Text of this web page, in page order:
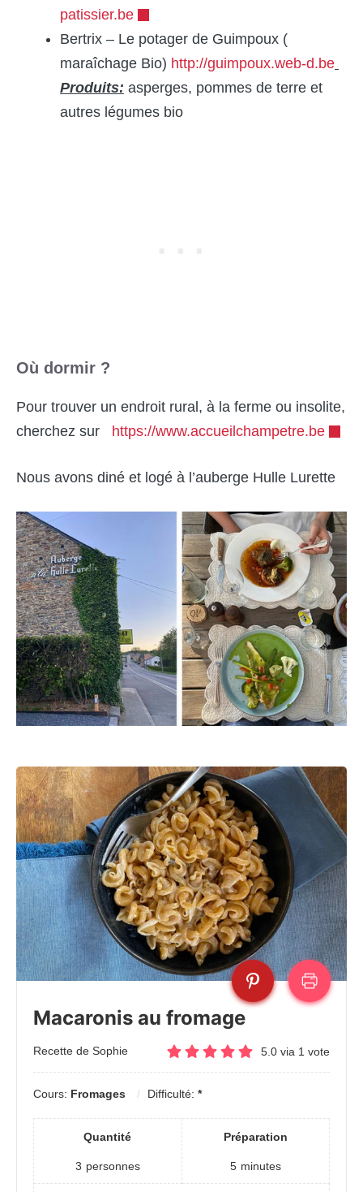
patissier.be
Bertrix – Le potager de Guimpoux (
maraîchage Bio) http://guimpoux.web-d.be
Produits: asperges, pommes de terre et
autres légumes bio
Où dormir ?
Pour trouver un endroit rural, à la ferme ou insolite,
cherchez sur https://www.accueilchampetre.be
Nous avons diné et logé à l’auberge Hulle Lurette
Macaronis au fromage
Recette de Sophie 5.0 via 1 vote
Cours: Fromages Difficulté: *
Quantité
3 personnes
Préparation
5 minutes